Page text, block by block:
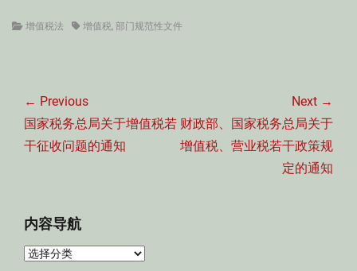
Categories
增值税法 Tags增值税, 部门规范性文件
章
导
航
← Previous
Previous
post:
国家税务总局关于增值税若
干征收问题的通知
Next →
Next
post:
财政部、国家税务总局关于
增值税、营业税若干政策规
定的通知
内容导航
内